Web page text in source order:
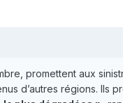
promettent aux
d’autres régions. Ils